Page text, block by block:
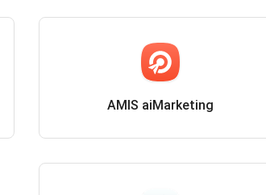
AMIS aiMarketing